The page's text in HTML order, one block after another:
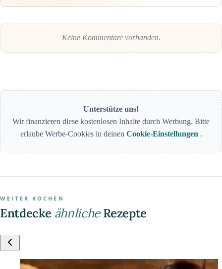
Keine Kommentare vorhanden.
Unterstütze uns!
Wir finanzieren diese kostenlosen Inhalte durch Werbung. Bitte
erlaube Werbe-Cookies in deinen Cookie-Einstellungen .
WEITER KOCHEN
Entdecke ähnlicheRezepte